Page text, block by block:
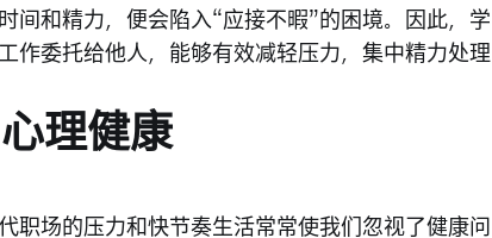
间和精力，便会陷入“应接不暇”的困境。因此，学
作委托给他人，能够有效减轻压力，集中精力处理
理健康
职场的压力和快节奏生活常常使我们忽视了健康问